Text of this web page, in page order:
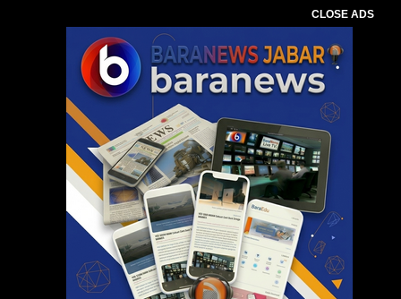
CLOSE ADS